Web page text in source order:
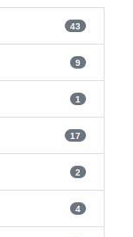
43
9
1
17
2
4